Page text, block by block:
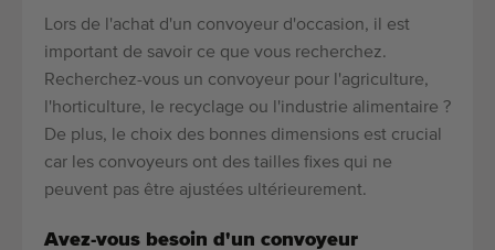
Lors de l'achat d'un convoyeur d'occasion, il est
important de savoir ce que vous recherchez.
Recherchez-vous un convoyeur pour l'agriculture,
l'horticulture, le recyclage ou l'industrie alimentaire ?
De plus, le choix des bonnes dimensions est crucial
car les convoyeurs ont des tailles fixes qui ne
peuvent pas être ajustées ultérieurement.
Avez-vous besoin d'un convoyeur